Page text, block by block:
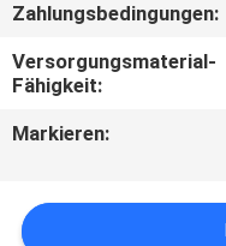
UNS
IN
Zahlungsbedingungen:
Versorgungsmaterial-
Fähigkeit:
Markieren: